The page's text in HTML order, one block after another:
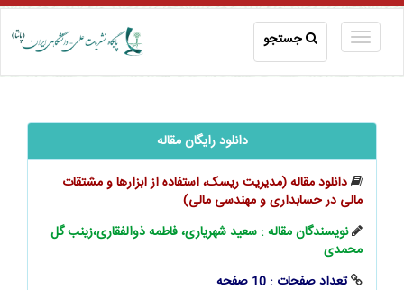
جستجو
دانلود رایگان مقاله
دانلود مقاله (مدیریت ریسک، استفاده از ابزارها و مشتقات
مالی در حسابداری و مهندسی مالی)
نویسندگان مقاله : سعید شهریاری، فاطمه ذوالفقاری،زینب گل
محمدی
تعداد صفحات : 10 صفحه